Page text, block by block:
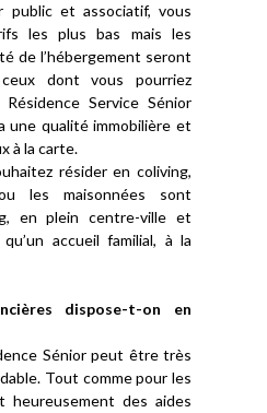
public et associatif, vous
les plus bas mais les
de l’hébergement seront
dont vous pourriez
Service Sénior
une qualité immobilière et
à la carte.
résider en coliving,
les maisonnées sont
en plein centre-ville et
accueil familial, à la
dispose-t-on en
Sénior peut être très
Tout comme pour les
heureusement des aides